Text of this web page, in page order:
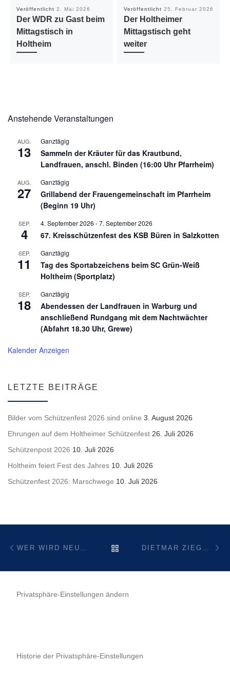
Veröffentlicht 2. Mai 2026
Der WDR zu Gast beim
Mittagstisch in
Holtheim
Veröffentlicht 25. Februar 2026
Der Holtheimer
Mittagstisch geht
weiter
Anstehende Veranstaltungen
AUG.
13
Ganztägig
Sammeln der Kräuter für das Krautbund,
Landfrauen, anschl. Binden (16:00 Uhr Pfarrheim)
AUG.
27
Ganztägig
Grillabend der Frauengemeinschaft im Pfarrheim
(Beginn 19 Uhr)
SEP.
4
4. September 2026 -7. September 2026
67. Kreisschützenfest des KSB Büren in Salzkotten
SEP.
11
Ganztägig
Tag des Sportabzeichens beim SC Grün-Weiß
Holtheim (Sportplatz)
SEP.
18
Ganztägig
Abendessen der Landfrauen in Warburg und
anschließend Rundgang mit dem Nachtwächter
(Abfahrt 18.30 Uhr, Grewe)
Kalender Anzeigen
LETZTE BEITRÄGE
Bilder vom Schützenfest 2026 sind online 3. August 2026
Ehrungen auf dem Holtheimer Schützenfest 26. Juli 2026
Schützenpost 2026 10. Juli 2026
Holtheim feiert Fest des Jahres 10. Juli 2026
Schützenfest 2026: Marschwege 10. Juli 2026
BeitragsnavigationZURÜCK ZUR
Privatsphäre-Einstellungen ändern
Historie der Privatsphäre-Einstellungen